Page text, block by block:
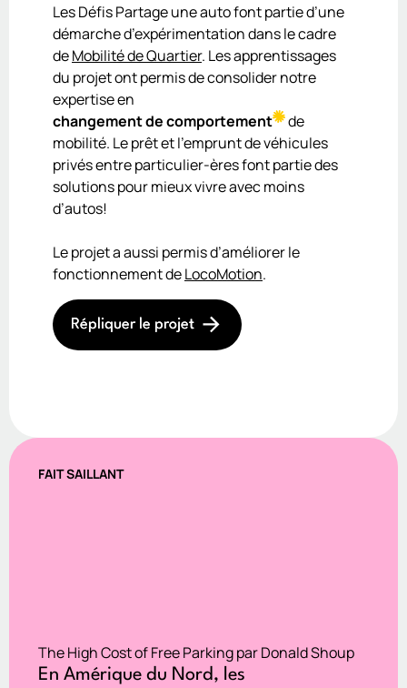
Les Défis Partage une auto font partie d’une
démarche d’expérimentation dans le cadre
deMobilité de Quartier. Les apprentissages
du projet ont permis de consolider notre
expertise en
changement de comportement
de
mobilité. Le prêt et l’emprunt de véhicules
privés entre particulier-ères font partie des
solutions pour mieux vivre avec moins
d’autos!
Le projet a aussi permis d’améliorer le
fonctionnement deLocoMotion.
Répliquer le projet
FAIT SAILLANT
The High Cost of Free Parking par Donald Shoup
En Amérique du Nord, les